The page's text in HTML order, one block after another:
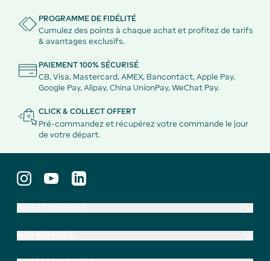
PROGRAMME DE FIDÉLITÉ
Cumulez des points à chaque achat et profitez de tarifs
& avantages exclusifs.
PAIEMENT 100% SÉCURISÉ
CB, Visa, Mastercard, AMEX, Bancontact, Apple Pay,
Google Pay, Alipay, China UnionPay, WeChat Pay.
CLICK & COLLECT OFFERT
Pré-commandez et récupérez votre commande le jour
de votre départ.